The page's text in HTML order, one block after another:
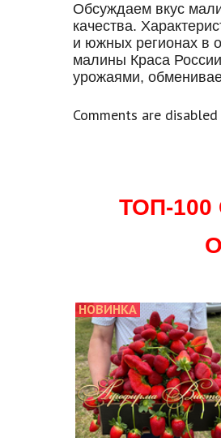
Обсуждаем вкус
качества.
и южных регионах в
малины Краса
урожаями,
Comments are disabled
ТОП-
НОВИНКА